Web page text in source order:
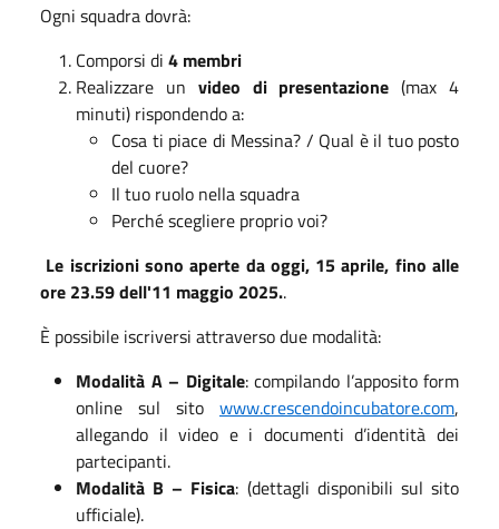
Ogni squadra dovrà:
Comporsi di 4 membri
Realizzare un video di presentazione (max 4
minuti) rispondendo a:
Cosa ti piace di Messina? / Qual è il tuo posto
del cuore?
Il tuo ruolo nella squadra
Perché scegliere proprio voi?
Le iscrizioni sono aperte da oggi, 15 aprile, fino alle
ore 23.59 dell'11 maggio 2025..
È possibile iscriversi attraverso due modalità:
Modalità A – Digitale: compilando l’apposito form
online sul sito www.crescendoincubatore.com,
allegando il video e i documenti d’identità dei
partecipanti.
Modalità B – Fisica: (dettagli disponibili sul sito
ufficiale).